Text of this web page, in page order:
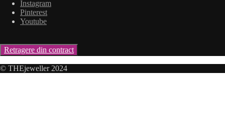
Instagram
Pinterest
Youtube
Retragere din contract
© THEjeweller 2024